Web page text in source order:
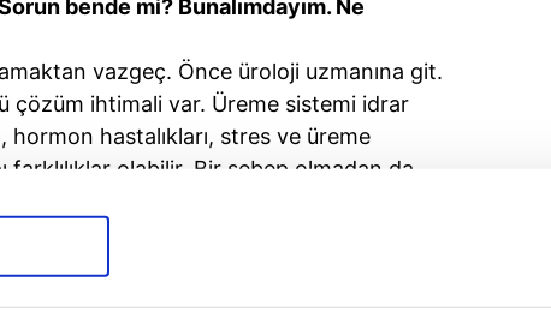
bende mi? Bunalımdayım. Ne
vazgeç. Önce üroloji uzmanına git.
çözüm ihtimali var. Üreme sistemi idrar
hastalıkları, stres ve üreme
farklılıklar olabilir. Bir sebep olmadan da
spermin şekilsel özelliklerinde bozukluklar
ve kasıklarıma ağrım oluyor.